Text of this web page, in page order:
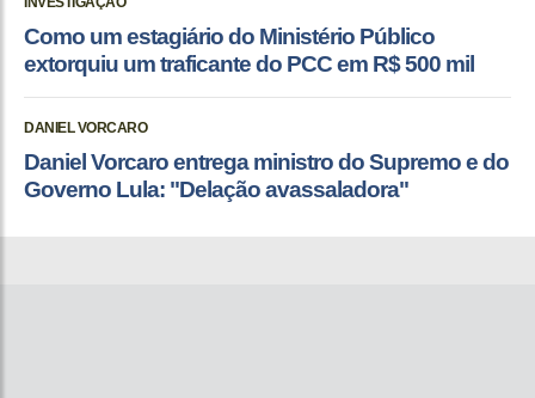
Como um estagiário do Ministério Público
extorquiu um traficante do PCC em R$ 500 mil
DANIEL VORCARO
Daniel Vorcaro entrega ministro do Supremo e do
Governo Lula: "Delação avassaladora"